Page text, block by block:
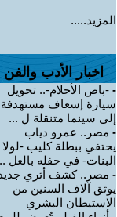
المزيد.....
اخبار الأدب والفن
- -باص الأحلام-.. تحويل
سيارة إسعاف مستهدفة
إلى سينما متنقلة ل ...
- مصر.. عمرو دياب
يحتفي ببطلة كليب -لولا
البنات- في حفله بالعل
- مصر.. كشف أثري
يوثق آلاف السنين من
الاستيطان البشري